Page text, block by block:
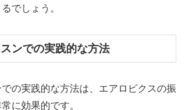
でしょう。
ンでの実践的な方法
の実践的な方法は、エアロビクスの振
に効果的です。